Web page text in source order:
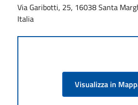
Via Garibotti, 25, 16038 Santa
Italia
Visualizza in